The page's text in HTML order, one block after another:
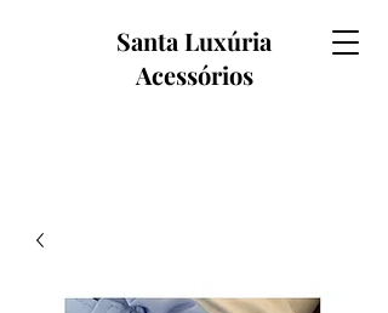
Santa Luxúria
Acessórios